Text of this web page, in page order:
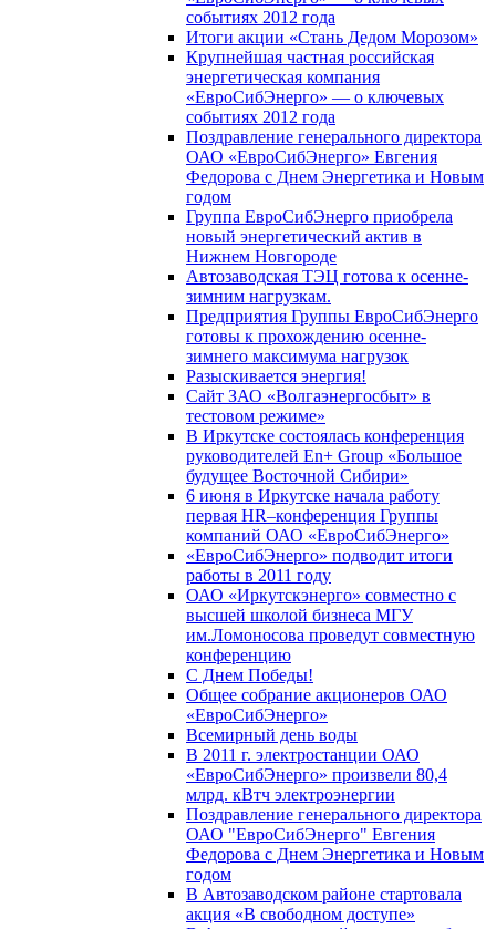
событиях 2012 года
Итоги акции «Стань Дедом Морозом»
Крупнейшая частная российская
энергетическая компания
«ЕвроСибЭнерго» — о ключевых
событиях 2012 года
Поздравление генерального директора
ОАО «ЕвроСибЭнерго» Евгения
Федорова с Днем Энергетика и Новым
годом
Группа ЕвроСибЭнерго приобрела
новый энергетический актив в
Нижнем Новгороде
Автозаводская ТЭЦ готова к осенне-
зимним нагрузкам.
Предприятия Группы ЕвроСибЭнерго
готовы к прохождению осенне-
зимнего максимума нагрузок
Разыскивается энергия!
Сайт ЗАО «Волгаэнергосбыт» в
тестовом режиме»
В Иркутске состоялась конференция
руководителей En+ Group «Большое
будущее Восточной Сибири»
6 июня в Иркутске начала работу
первая HR–конференция Группы
компаний ОАО «ЕвроСибЭнерго»
«ЕвроСибЭнерго» подводит итоги
работы в 2011 году
ОАО «Иркутскэнерго» совместно с
высшей школой бизнеса МГУ
им.Ломоносова проведут совместную
конференцию
С Днем Победы!
Общее собрание акционеров ОАО
«ЕвроСибЭнерго»
Всемирный день воды
В 2011 г. электростанции ОАО
«ЕвроСибЭнерго» произвели 80,4
млрд. кВтч электроэнергии
Поздравление генерального директора
ОАО "ЕвроСибЭнерго" Евгения
Федорова с Днем Энергетика и Новым
годом
В Автозаводском районе стартовала
акция «В свободном доступе»